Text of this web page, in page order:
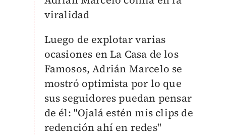
viralidad
Luego de explotar varias
ocasiones en La Casa de los
Famosos, Adrián Marcelo se
mostró optimista por lo que
sus seguidores puedan pensar
de él: "Ojalá estén mis clips de
redención ahí en redes"